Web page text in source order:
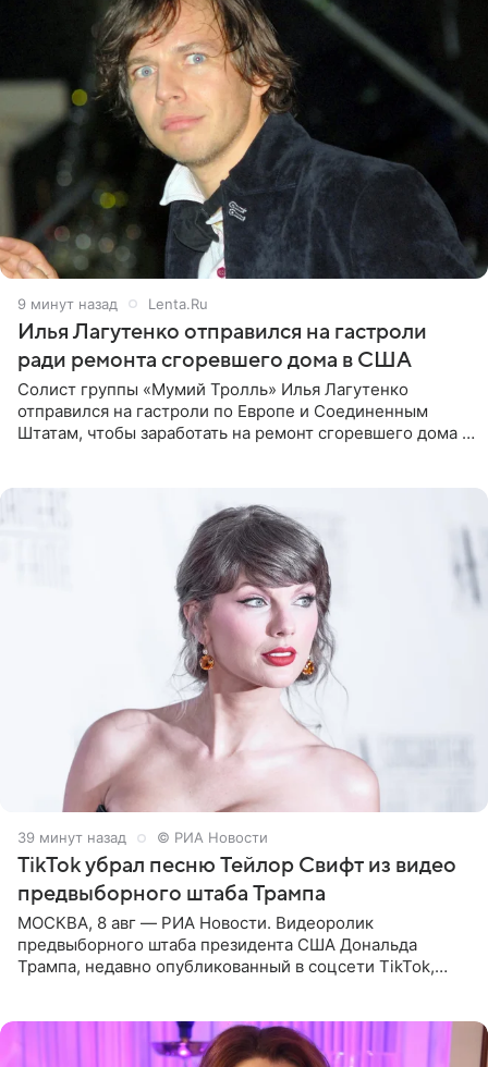
9 минут назад Lenta.Ru
Илья Лагутенко отправился на гастроли
ради ремонта сгоревшего дома в США
Солист группы «Мумий Тролль» Илья Лагутенко
отправился на гастроли по Европе и Соединенным
Штатам, чтобы заработать на ремонт сгоревшего дома в
39 минут назад © РИА Новости
TikTok убрал песню Тейлор Свифт из видео
предвыборного штаба Трампа
МОСКВА, 8 авг — РИА Новости. Видеоролик
предвыборного штаба президента США Дональда
Трампа, недавно опубликованный в соцсети TikTok,